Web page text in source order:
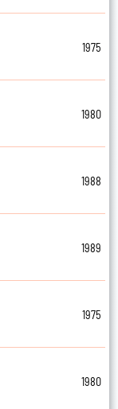
1975
1980
1988
1989
1975
1980